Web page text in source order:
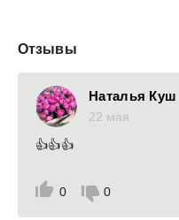
Отзывы
Наталья Куш
22 мая
0 0
👍👍👍